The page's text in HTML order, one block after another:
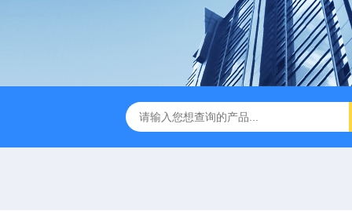
PUE-6000烟气在线监测系统